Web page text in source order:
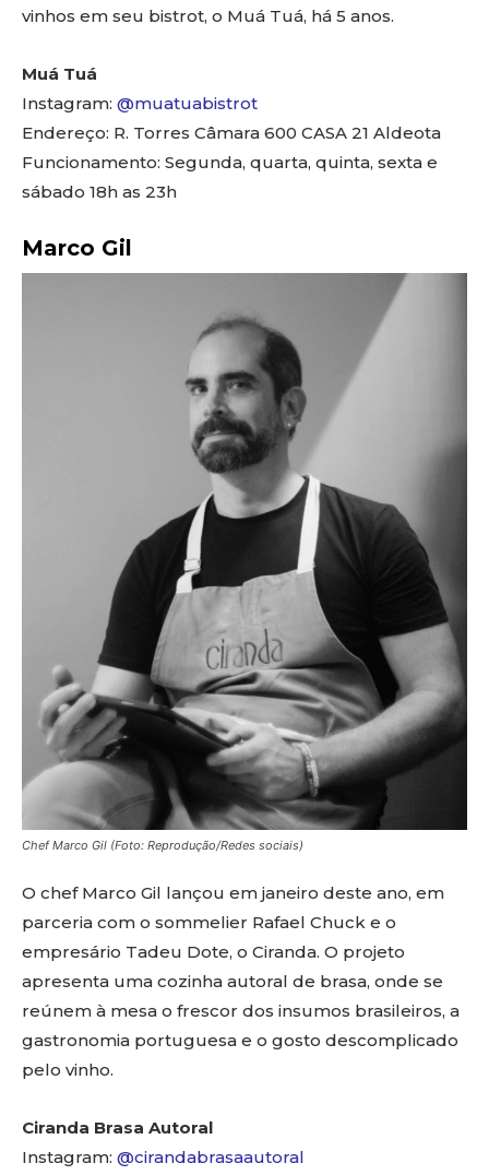
vinhos em seu bistrot, o Muá Tuá, há 5 anos.
Muá Tuá
Instagram: @muatuabistrot
Endereço: R. Torres Câmara 600 CASA 21 Aldeota
Funcionamento: Segunda, quarta, quinta, sexta e
sábado 18h as 23h
Marco Gil
Chef Marco Gil (Foto: Reprodução/Redes sociais)
O chef Marco Gil lançou em janeiro deste ano, em
parceria com o sommelier Rafael Chuck e o
empresário Tadeu Dote, o Ciranda. O projeto
apresenta uma cozinha autoral de brasa, onde se
reúnem à mesa o frescor dos insumos brasileiros, a
gastronomia portuguesa e o gosto descomplicado
pelo vinho.
Ciranda Brasa Autoral
Instagram: @cirandabrasaautoral